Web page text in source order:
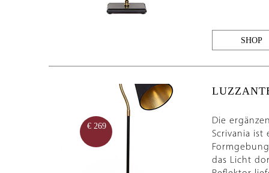
SHOP
Die
Scrivania
das Licht
€ 269